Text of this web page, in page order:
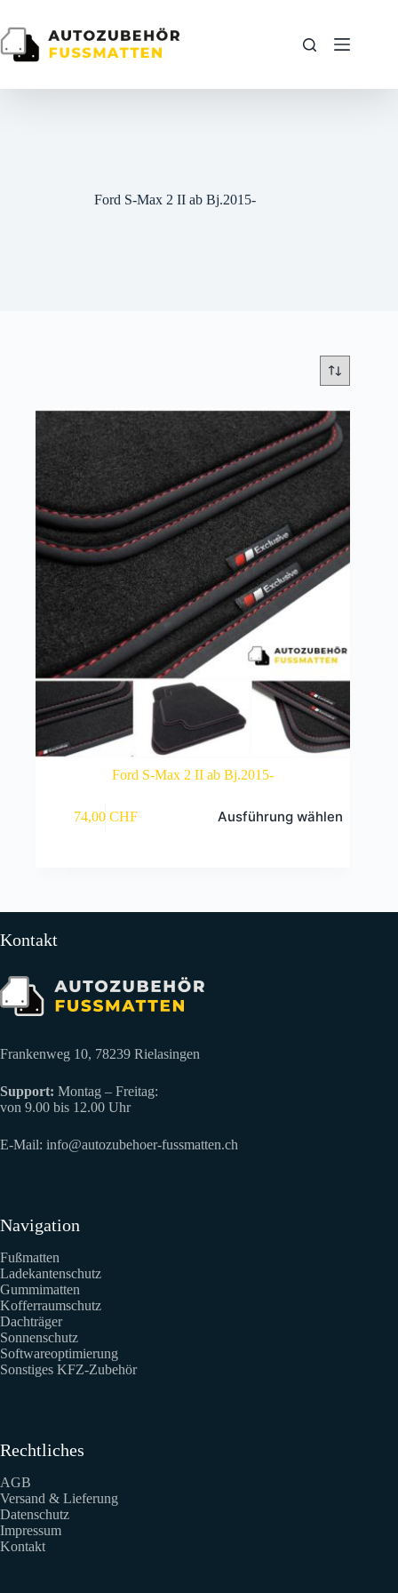
springen
Ford S-Max 2 II ab Bj.2015-
Ford S-Max 2 II ab Bj.2015-
74,00 CHF Ausführung wählen
Optionen
können
auf
Produktseite
gewählt
werden
Kontakt
Frankenweg 10, 78239 Rielasingen
Support: Montag – Freitag:
von 9.00 bis 12.00 Uhr
E-Mail: info@autozubehoer-fussmatten.ch
Navigation
Fußmatten
Ladekantenschutz
Gummimatten
Kofferraumschutz
Dachträger
Sonnenschutz
Softwareoptimierung
Sonstiges KFZ-Zubehör
Rechtliches
AGB
Versand & Lieferung
Datenschutz
Impressum
Kontakt